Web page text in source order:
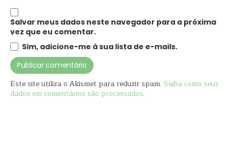
Salvar meus dados neste navegador para a próxima
vez que eu comentar.
Sim, adicione-me à sua lista de e-mails.
Este site utiliza o Akismet para reduzir spam. Saiba como seus
dados em comentários são processados.